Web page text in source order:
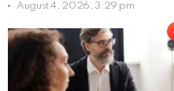
August 4, 2026, 3:29 pm